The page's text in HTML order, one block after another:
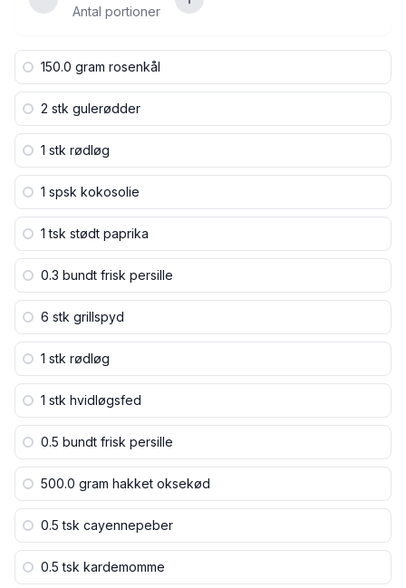
Antal portioner
150.0 gram rosenkål
2 stk gulerødder
1 stk rødløg
1 spsk kokosolie
1 tsk stødt paprika
0.3 bundt frisk persille
6 stk grillspyd
1 stk rødløg
1 stk hvidløgsfed
0.5 bundt frisk persille
500.0 gram hakket oksekød
0.5 tsk cayennepeber
0.5 tsk kardemomme